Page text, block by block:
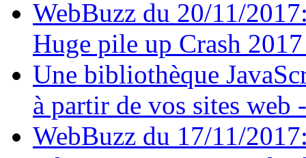
WebBuzz du 20/11/
Huge pile up Crash
Une bibliothèque
à partir de vos sites web
WebBuzz du 17/11/